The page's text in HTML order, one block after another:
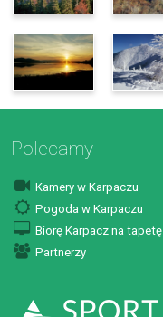
Polecamy
Kamery w Karpaczu
Pogoda w Karpaczu
Biorę Karpacz na tapetę
Partnerzy